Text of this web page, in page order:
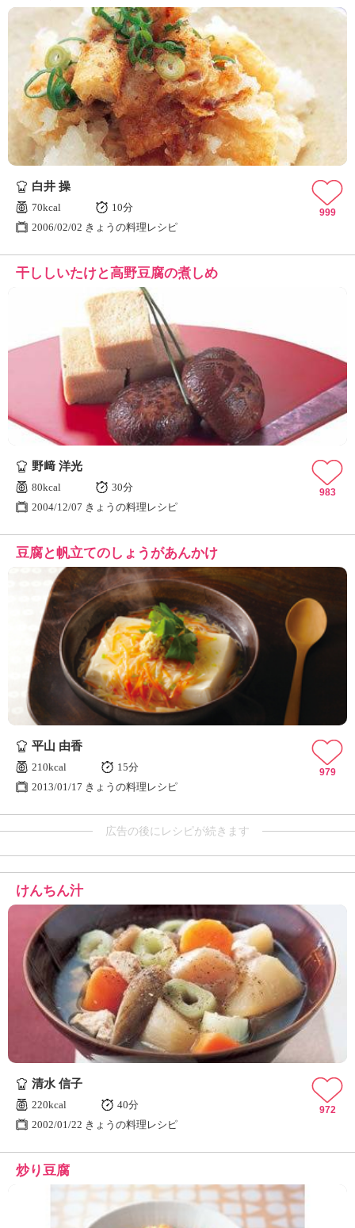
白井 操
70kcal
10分
2006/02/02 きょうの料理レシピ
999
干ししいたけと高野豆腐の煮しめ
野﨑 洋光
80kcal
30分
2004/12/07 きょうの料理レシピ
983
豆腐と帆立てのしょうがあんかけ
平山 由香
210kcal
15分
2013/01/17 きょうの料理レシピ
979
広告の後にレシピが続きます
けんちん汁
清水 信子
220kcal
40分
2002/01/22 きょうの料理レシピ
972
炒り豆腐